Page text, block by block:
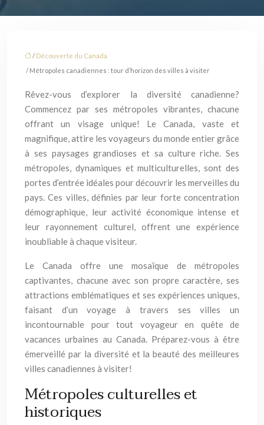
/ Découverte du Canada
/ Métropoles canadiennes : tour d’horizon des villes à visiter
Rêvez-vous d’explorer la diversité canadienne?
Commencez par ses métropoles vibrantes, chacune
offrant un visage unique! Le Canada, vaste et
magnifique, attire les voyageurs du monde entier grâce
à ses paysages grandioses et sa culture riche. Ses
métropoles, dynamiques et multiculturelles, sont des
portes d’entrée idéales pour découvrir les merveilles du
pays. Ces villes, définies par leur forte concentration
démographique, leur activité économique intense et
leur rayonnement culturel, offrent une expérience
inoubliable à chaque visiteur.
Le Canada offre une mosaïque de métropoles
captivantes, chacune avec son propre caractère, ses
attractions emblématiques et ses expériences uniques,
faisant d’un voyage à travers ses villes un
incontournable pour tout voyageur en quête de
vacances urbaines au Canada. Préparez-vous à être
émerveillé par la diversité et la beauté des meilleures
villes canadiennes à visiter!
Métropoles culturelles et
historiques